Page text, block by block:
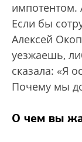
импотентом.
Если бы
Алексей
уезжаешь,
сказала: «Я
Почему мы
О чем вы